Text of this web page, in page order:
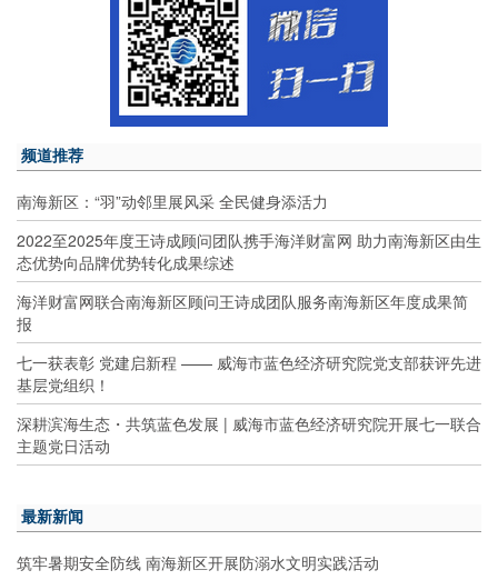
频道推荐
南海新区：“羽”动邻里展风采 全民健身添活力
2022至2025年度王诗成顾问团队携手海洋财富网 助力南海新区由生
态优势向品牌优势转化成果综述
海洋财富网联合南海新区顾问王诗成团队服务南海新区年度成果简
报
七一获表彰 党建启新程 —— 威海市蓝色经济研究院党支部获评先进
基层党组织！
深耕滨海生态・共筑蓝色发展 | 威海市蓝色经济研究院开展七一联合
主题党日活动
最新新闻
筑牢暑期安全防线 南海新区开展防溺水文明实践活动